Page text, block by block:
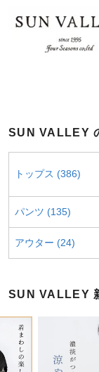
SUN VALLEY
トップス (386)
パンツ (135)
アウター (24)
SUN VALLEY